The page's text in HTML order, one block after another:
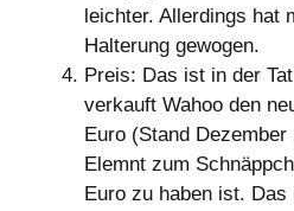
leichter. Allerdings hat
Halterung gewogen.
Preis: Das ist in der
verkauft Wahoo den
Euro (Stand
Elemnt zum
Euro zu haben ist.